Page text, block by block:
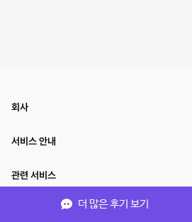
더 많은 후기 보기
회사
서비스 안내
관련 서비스